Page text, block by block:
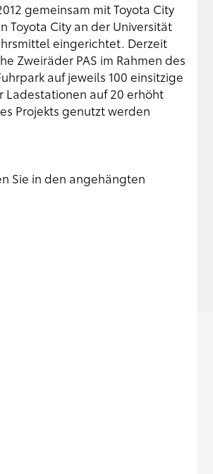
gemeinsam mit Toyota City
Toyota City an der Universität
eingerichtet. Derzeit
Zweiräder PAS im Rahmen des
auf jeweils 100 einsitzige
Ladestationen auf 20 erhöht
Projekts genutzt werden
Sie in den angehängten